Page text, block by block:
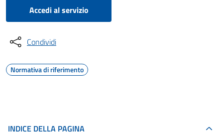
Accedi al servizio
Condividi
Normativa di riferimento
INDICE DELLA PAGINA